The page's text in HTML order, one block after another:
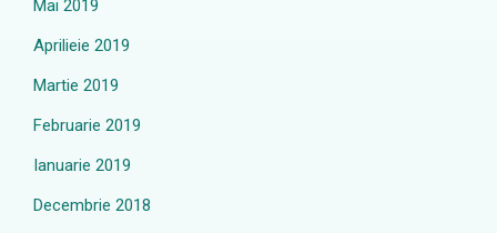
Mai 2019
Aprilieie 2019
Martie 2019
Februarie 2019
Ianuarie 2019
Decembrie 2018